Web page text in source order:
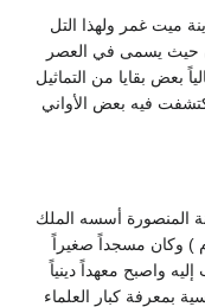
10 كم عن مدينة ميت غمر ولهذا التل
حوالي 120 فدان حيث يسمى في العصر
بقايا من التماثيل
فيه بعض الأواني
أسسه الملك
أيوب عام 583 هـ - 1998م ) وكان مسجداً صغيراً
واصبح معهداً دينياً
كبار العلماء